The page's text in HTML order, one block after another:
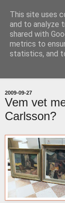
med stort och
2009-09-27
Vem vet
Carlsson?
This site uses
and to analyze
shared with
metrics to
statistics, and